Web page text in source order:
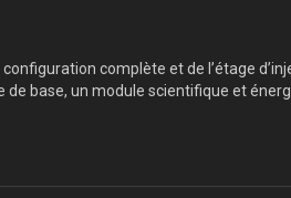
complète et de l’étage
base, un module scientifique et